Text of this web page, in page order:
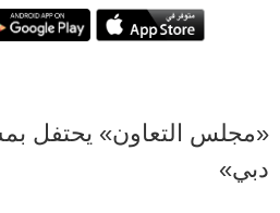
«مجلس التعاون» يحتفل
دبي»